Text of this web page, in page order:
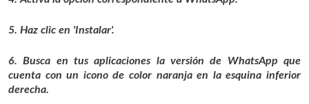
5. Haz clic en 'Instalar'.
6. Busca en tus aplicaciones la versión de WhatsApp que
cuenta con un icono de color naranja en la esquina inferior
derecha.